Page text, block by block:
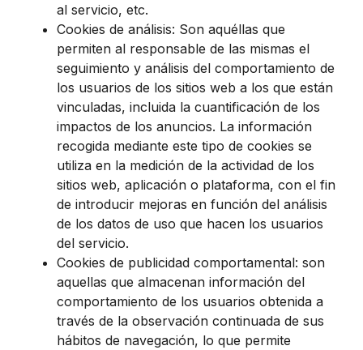
al servicio, etc.
Cookies de análisis: Son aquéllas que
permiten al responsable de las mismas el
seguimiento y análisis del comportamiento de
los usuarios de los sitios web a los que están
vinculadas, incluida la cuantificación de los
impactos de los anuncios. La información
recogida mediante este tipo de cookies se
utiliza en la medición de la actividad de los
sitios web, aplicación o plataforma, con el fin
de introducir mejoras en función del análisis
de los datos de uso que hacen los usuarios
del servicio.
Cookies de publicidad comportamental: son
aquellas que almacenan información del
comportamiento de los usuarios obtenida a
través de la observación continuada de sus
hábitos de navegación, lo que permite